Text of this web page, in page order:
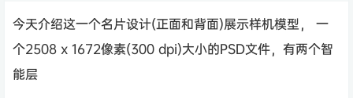
今天介绍这一个名片设计(正面和背面)展示样机模型， 一
个2508 x 1672像素(300 dpi)大小的PSD文件，有两个智
能层